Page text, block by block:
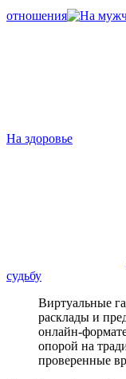
отношения
На здоровье
судьбу
Виртуальные
расклады и
онлайн-
опорой на
проверенные